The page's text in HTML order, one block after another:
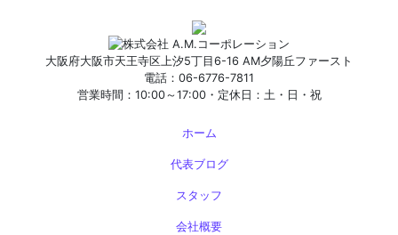
大阪府大阪市天王寺区上汐5丁目6-16 AM夕陽丘ファースト
電話：06-6776-7811
営業時間：10:00～17:00・定休日：土・日・祝
ホーム
代表ブログ
スタッフ
会社概要